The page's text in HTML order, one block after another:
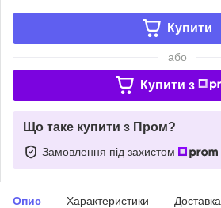
Купити
або
Купити з
Що таке купити з Пром?
Замовлення під захистом
Опис Характеристики Доставка